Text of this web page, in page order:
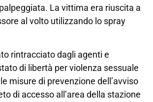
La vittima era riuscita a
al volto utilizzando lo spray
rintracciato dagli agenti e
di libertà per violenza sessuale
misure di prevenzione dell’avviso
di accesso all’area della stazione